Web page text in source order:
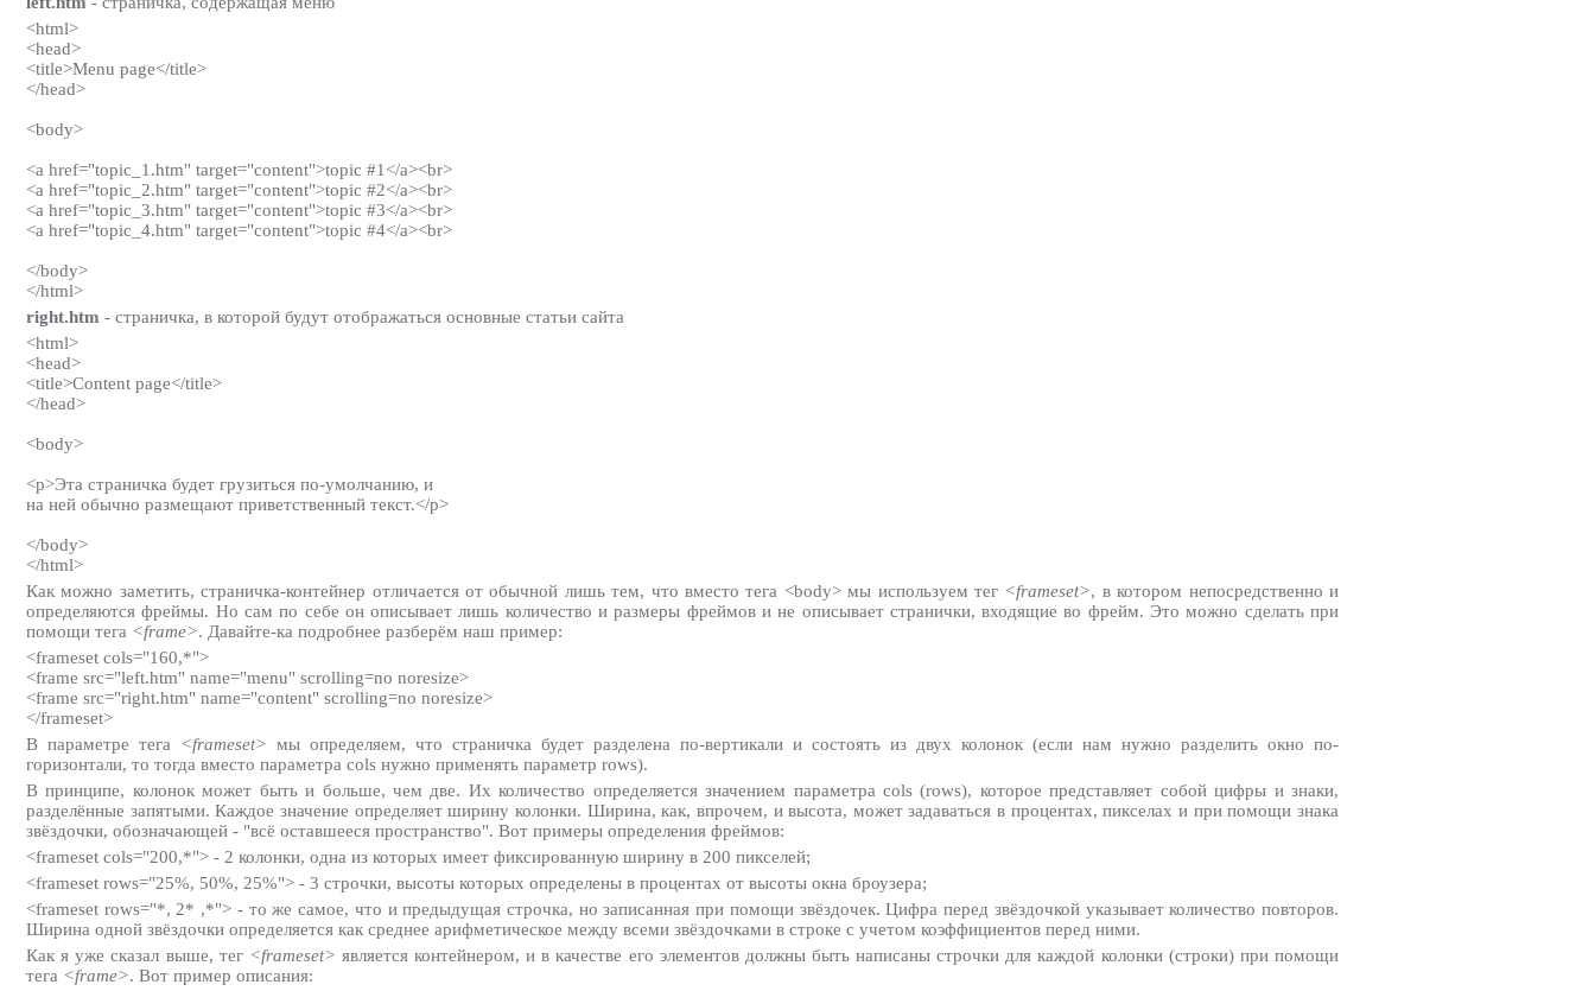
<html>
<head>
<title>Menu page</title>
</head>
<body>
<a href="topic_1.htm" target="content">topic #1</a><br>
<a href="topic_2.htm" target="content">topic #2</a><br>
<a href="topic_3.htm" target="content">topic #3</a><br>
<a href="topic_4.htm" target="content">topic #4</a><br>
</body>
</html>
right.htm - страничка, в которой будут отображаться основные статьи сайта
<html>
<head>
<title>Content page</title>
</head>
<body>
<p>Эта страничка будет грузиться по-умолчанию, и
на ней обычно размещают приветственный текст.</p>
</body>
</html>
Как можно заметить, страничка-контейнер отличается от обычной лишь тем, что вместо тега <body> мы используем тег <frameset>, в котором непосредственно и
определяются фреймы. Но сам по себе он описывает лишь количество и размеры фреймов и не описывает странички, входящие во фрейм. Это можно сделать при
помощи тега <frame>. Давайте-ка подробнее разберём наш пример:
<frameset cols="160,*">
<frame src="left.htm" name="menu" scrolling=no noresize>
<frame src="right.htm" name="content" scrolling=no noresize>
</frameset>
В параметре тега
<frameset> мы определяем, что страничка будет разделена по-вертикали и состоять из двух колонок (если нам нужно разделить окно по-
горизонтали, то тогда вместо параметра cols нужно применять параметр rows).
В принципе, колонок может быть и больше, чем две. Их количество определяется значением параметра cols (rows), которое представляет собой цифры и знаки,
разделённые запятыми. Каждое значение определяет ширину колонки. Ширина, как, впрочем, и высота, может задаваться в процентах, пикселах и при помощи знака
звёздочки, обозначающей - "всё оставшееся пространство". Вот примеры определения фреймов:
<frameset cols="200,*"> - 2 колонки, одна из которых имеет фиксированную ширину в 200 пикселей;
<frameset rows="25%, 50%, 25%"> - 3 строчки, высоты которых определены в процентах от высоты окна броузера;
<frameset rows="*, 2* ,*"> - то же самое, что и предыдущая строчка, но записанная при помощи звёздочек. Цифра перед звёздочкой указывает количество повторов.
Ширина одной звёздочки определяется как среднее арифметическое между всеми звёздочками в строке с учетом коэффициентов перед ними.
Как я уже сказал выше, тег <frameset> является контейнером, и в качестве его элементов должны быть написаны строчки для каждой колонки (строки) при помощи
тега <frame>. Вот пример описания: